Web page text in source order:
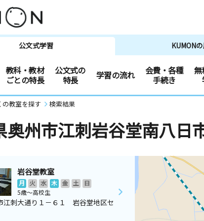
公文式学習 KUMON
教科・教材
ごとの特長
公文式の
特長
学習の流れ
会費・各種
手続き
無
の教室を探す 検索結果
奥州市江刺岩谷堂南八日
岩谷堂教室
月 火 水 木 金 土
日
5歳～高校生
江刺大通り１－６１ 岩谷堂地区セ